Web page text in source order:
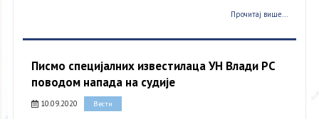
Прочитај више...
Писмо специјалних известилаца УН Влади РС
поводом напада на судије
10.09.2020 Вести